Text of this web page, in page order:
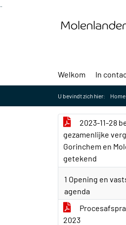
Welkom In
U bevindt zich hier: Home
2023-11-28
gezamenlijke
Gorinchem en
getekend
1 Opening en
agenda
2023